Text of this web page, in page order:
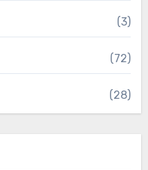
(3)
(72)
(28)